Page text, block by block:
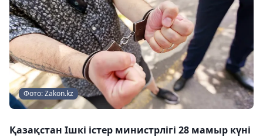
Фото: Zakon.kz
Қазақстан Ішкі істер министрлігі 28 мамыр күні